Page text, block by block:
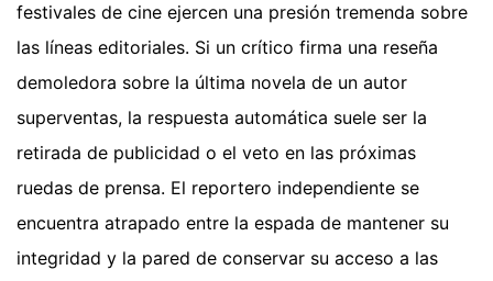
festivales de cine ejercen una presión tremenda sobre
las líneas editoriales. Si un crítico firma una reseña
demoledora sobre la última novela de un autor
superventas, la respuesta automática suele ser la
retirada de publicidad o el veto en las próximas
ruedas de prensa. El reportero independiente se
encuentra atrapado entre la espada de mantener su
integridad y la pared de conservar su acceso a las